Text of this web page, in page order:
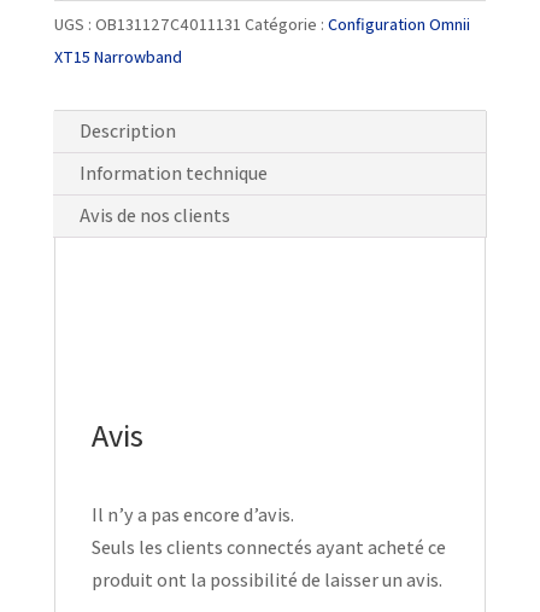
UGS : OB131127C4011131 Catégorie : Configuration Omnii
XT15 Narrowband
Description
Information technique
Avis de nos clients
Avis
Il n’y a pas encore d’avis.
Seuls les clients connectés ayant acheté ce
produit ont la possibilité de laisser un avis.